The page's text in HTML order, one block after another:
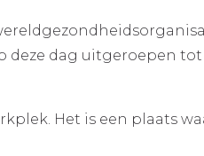
dag uitgeroepen
Het is een plaats